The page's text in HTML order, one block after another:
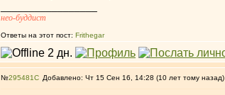
нео-буддист
Ответы на этот пост: Frithegar
№295481 Добавлено: Чт 15 Сен 16, 14:28 (10 лет тому назад)